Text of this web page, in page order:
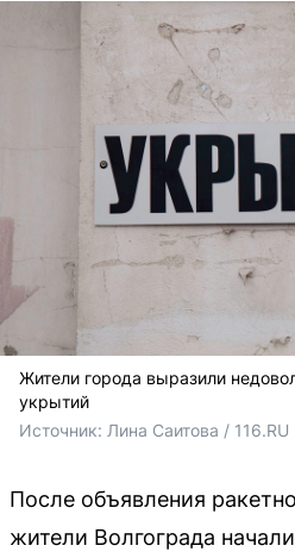
Жители города выразили
укрытий
Источник: Лина Саитова / 116.RU
После объявления
жители Волгограда